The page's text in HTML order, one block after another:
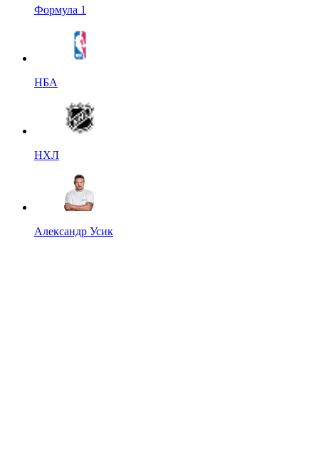
Формула 1
НБА
НХЛ
Александр Усик